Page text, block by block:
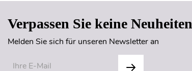
Verpassen Sie keine Neuheiten
Melden Sie sich für unseren Newsletter an